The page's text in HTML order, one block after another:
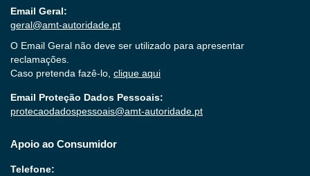
Email Geral:
geral@amt-autoridade.pt
O Email Geral não deve ser utilizado para apresentar
reclamações.
Caso pretenda fazê-lo, clique aqui
Email Proteção Dados Pessoais:
protecaodadospessoais@amt-autoridade.pt
Apoio ao Consumidor
Telefone: